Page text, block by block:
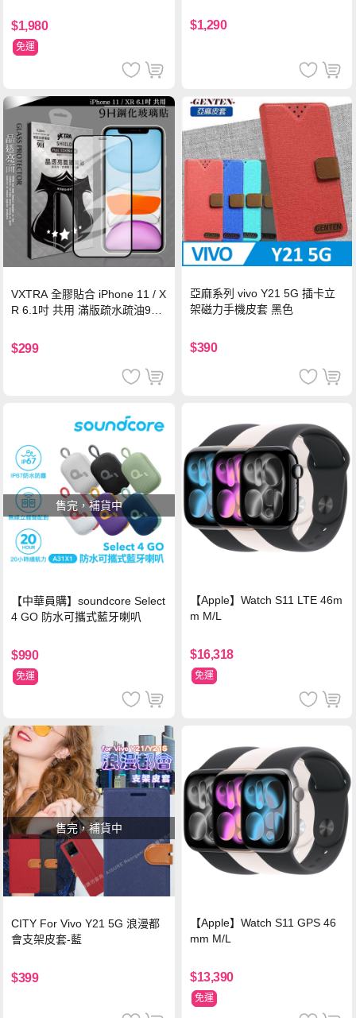
$1,980
免運
$1,290
VXTRA 全膠貼合 iPhone 11 / X
R 6.1吋 共用 滿版疏水疏油9H
$299
亞麻系列 vivo Y21 5G 插卡立
架磁力手機皮套 黑色
$390
售完，補貨中
【中華員購】soundcore Select
4 GO 防水可攜式藍牙喇叭
$990
免運
【Apple】Watch S11 LTE 46m
m M/L
$16,318
免運
售完，補貨中
CITY For Vivo Y21 5G 浪漫都
會支架皮套-藍
$399
【Apple】Watch S11 GPS 46
mm M/L
$13,390
免運